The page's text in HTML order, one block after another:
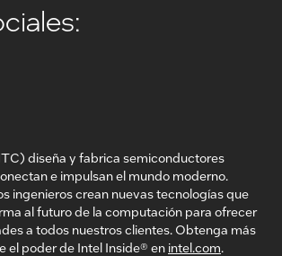
diseña y fabrica semiconductores
e impulsan el mundo moderno.
ingenieros crean nuevas tecnologías que
al futuro de la computación para ofrecer
a todos nuestros clientes. Obtenga más
el poder de Intel Inside® en intel.com.